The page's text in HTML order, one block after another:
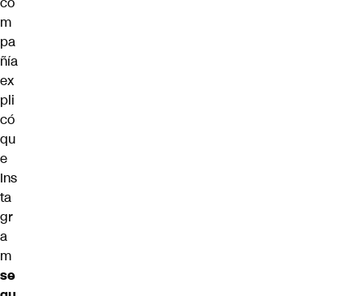
m
pa
ñía
ex
pli
có
qu
e
Ins
ta
gr
a
m
se